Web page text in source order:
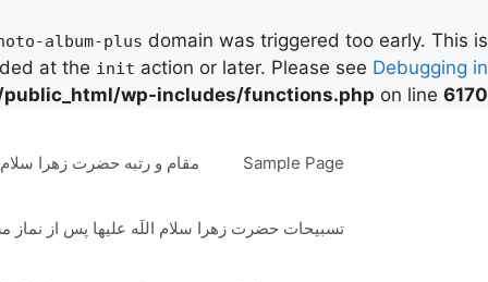
album-plus domain was triggered too early. This is
at the init action or later. Please see Debugging in
wp-includes/functions.php on line 6170
Sample Page مقام و رتبه حضرت زهرا سلام
تسبیحات حضرت زهرا سلام اللَه علیها پس از